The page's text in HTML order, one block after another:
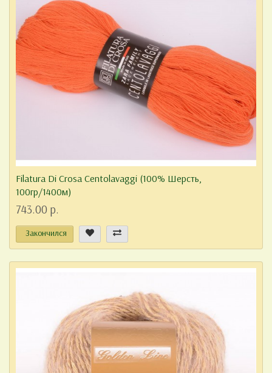
Filatura Di Crosa Centolavaggi (100% Шерсть,
100гр/1400м)
743.00 р.
Закончился